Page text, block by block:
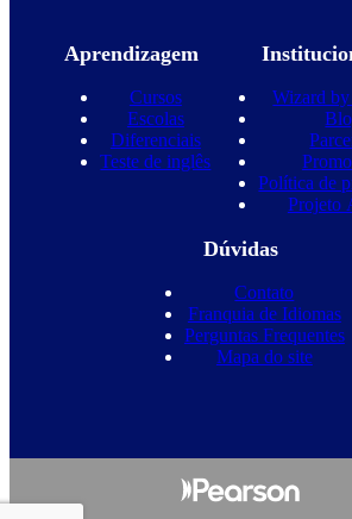
Aprendizagem
Cursos
Escolas
Diferenciais
Teste de inglês
Wizard by
Política de
Projeto
Dúvidas
Contato
Franquia de Idiomas
Perguntas Frequentes
Mapa do site